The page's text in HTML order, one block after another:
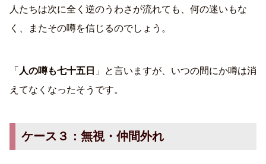
人たちは次に全く逆のうわさが流れても、何の迷いもな
く、またその噂を信じるのでしょう。
「 人の噂も七十五日 」と言いますが、いつの間にか噂は消
えてなくなったそうです。
ケース３：無視・仲間外れ